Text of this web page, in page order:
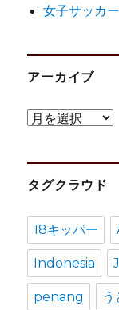
女子サッカー
アーカイブ
ア
カ
イ
タグクラウド
18キッパー
Indonesia
penang う